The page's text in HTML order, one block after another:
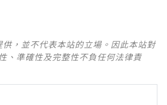
，並不代表本站的立場。因此本站對
、準確性及完整性不負任何法律責